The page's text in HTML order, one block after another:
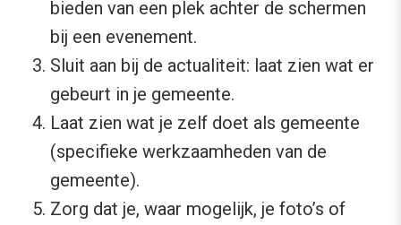
bieden van een plek achter de schermen
bij een evenement.
Sluit aan bij de actualiteit: laat zien wat er
gebeurt in je gemeente.
Laat zien wat je zelf doet als gemeente
(specifieke werkzaamheden van de
gemeente).
Zorg dat je, waar mogelijk, je foto’s of